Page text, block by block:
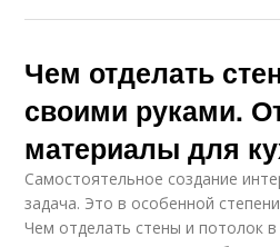
Чем отделать
своими руками.
материалы для
Самостоятельное создание
задача. Это в особенной
Чем отделать стены и потолок